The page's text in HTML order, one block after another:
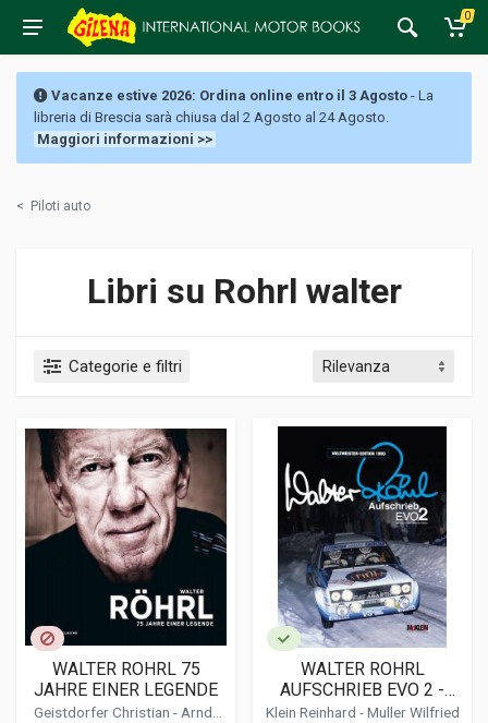
0
Vacanze estive 2026: Ordina online entro il 3 Agosto - La
libreria di Brescia sarà chiusa dal 2 Agosto al 24 Agosto.
Maggiori informazioni >>
< Piloti auto
Libri su Rohrl walter
Categorie e filtri
WALTER ROHRL 75
JAHRE EINER LEGENDE
Geistdorfer Christian - Arndt
WALTER ROHRL
AUFSCHRIEB EVO 2 -
WELTMEISTER EDITION
Klein Reinhard -Muller Wilfried